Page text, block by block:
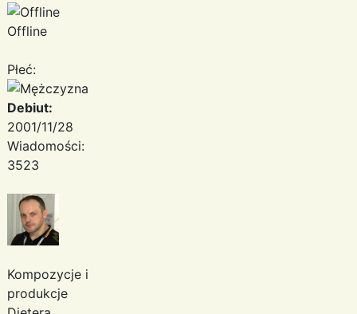
Offline
Płeć:
Debiut:
2001/11/28
Wiadomości:
3523
Kompozycje i
produkcje